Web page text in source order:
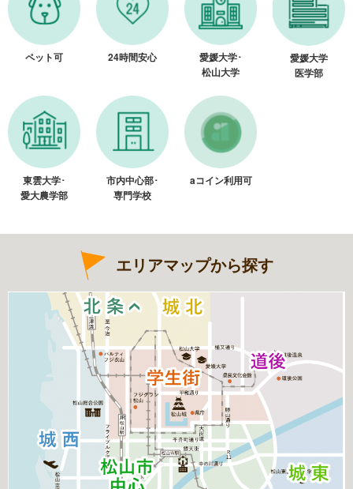
ペット可 24時間安心
愛媛大学･
松山大学
愛媛大学
医学部
東雲大学･
愛大農学部
市内中心部･
専門学校
aコイン利用可
エリアマップから探す